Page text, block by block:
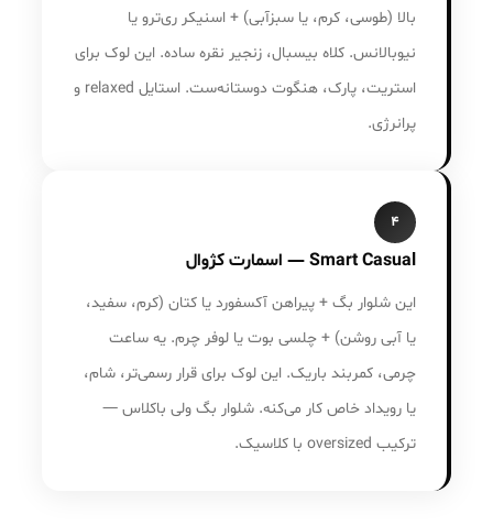
بالا (طوسی، کرم، یا سبزآبی) + اسنیکر ری‌ترو یا
نیوبالانس. کلاه بیسبال، زنجیر نقره ساده. این لوک برای
استریت، پارک، هنگوت دوستانه‌ست. استایل relaxed و
پرانرژی.
۴
Smart Casual — اسمارت کژوال
این شلوار بگ + پیراهن آکسفورد یا کتان (کرم، سفید،
یا آبی روشن) + چلسی بوت یا لوفر چرم. یه ساعت
چرمی، کمربند باریک. این لوک برای قرار رسمی‌تر، شام،
یا رویداد خاص کار می‌کنه. شلوار بگ ولی باکلاس —
ترکیب oversized با کلاسیک.